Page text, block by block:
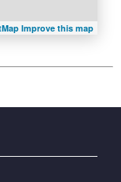
Improve this map